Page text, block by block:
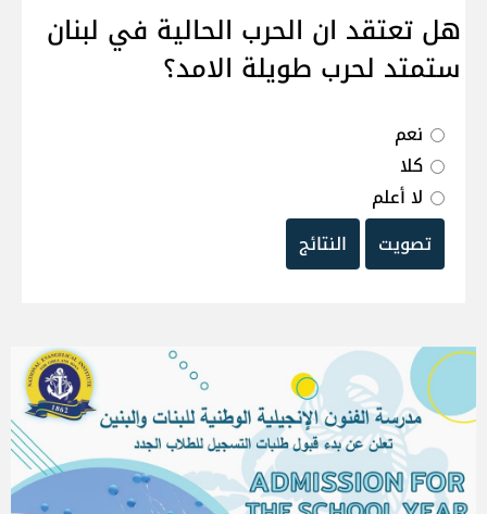
هل تعتقد ان الحرب الحالية في لبنان
ستمتد لحرب طويلة الامد؟
نعم
كلا
لا أعلم
تصويت
النتائج